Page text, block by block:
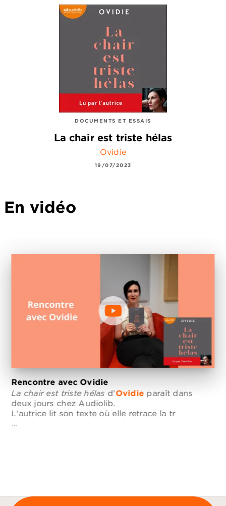
DOCUMENTS ET ESSAIS
La chair est triste hélas
Ovidie
19/07/2023
En vidéo
Rencontre avec Ovidie
La chair est triste hélas d'Ovidie paraît dans
deux jours chez Audiolib.
L'autrice lit son texte où elle retrace la tr
…